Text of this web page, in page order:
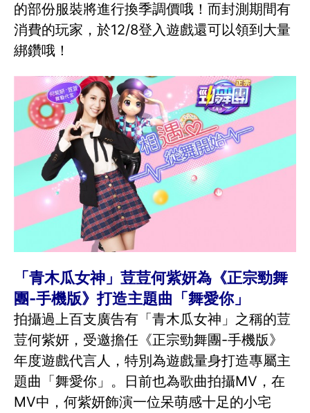
的部份服裝將進行換季調價哦！而封測期間有
消費的玩家，於12/8登入遊戲還可以領到大量
綁鑽哦！
「青木瓜女神」荳荳何紫妍為《正宗勁舞
團-手機版》打造主題曲「舞愛你」
拍攝過上百支廣告有「青木瓜女神」之稱的荳
荳何紫妍，受邀擔任《正宗勁舞團-手機版》
年度遊戲代言人，特別為遊戲量身打造專屬主
題曲「舞愛你」。日前也為歌曲拍攝MV，在
MV中，何紫妍飾演一位呆萌感十足的小宅